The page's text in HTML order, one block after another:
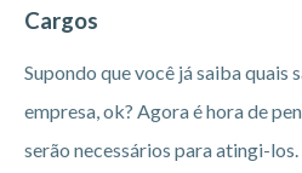
Cargos
Supondo que você já saiba quais
empresa, ok? Agora é hora de
serão necessários para atingi-